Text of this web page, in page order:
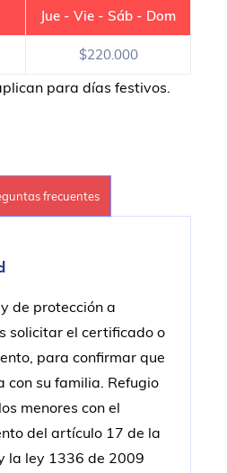
Jue - Vie - Sáb - Dom
$220.000
para días festivos.
frecuentes
de protección a
solicitar el certificado o
para confirmar que
con su familia. Refugio
menores con el
del artículo 17 de la
la ley 1336 de 2009